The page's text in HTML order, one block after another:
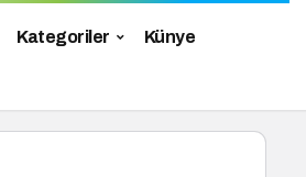
Kategoriler Künye